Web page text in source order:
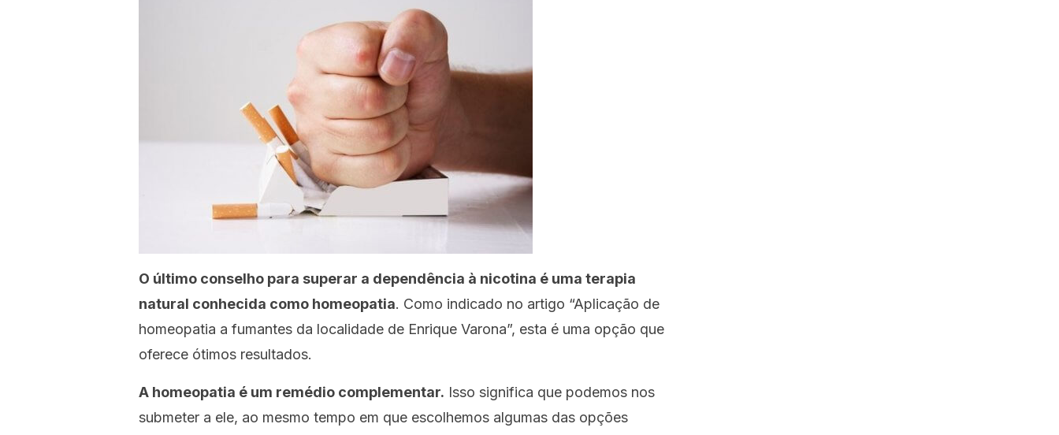
O último conselho para superar a dependência à nicotina é uma terapia
natural conhecida como homeopatia. Como indicado no artigo “Aplicação de
homeopatia a fumantes da localidade de Enrique Varona”, esta é uma opção que
oferece ótimos resultados.
A homeopatia é um remédio complementar. Isso significa que podemos nos
submeter a ele, ao mesmo tempo em que escolhemos algumas das opções